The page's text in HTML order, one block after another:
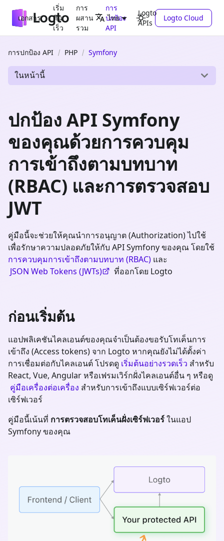
เอกสาร
เริ่ม
ต้น
เร็ว
การ
ผสาน
รวม
การ
ปกป้อง
API
Logto
APIs
ไทย Logto Cloud
การปกป้อง API PHP Symfony
ในหน้านี้
ปกป้อง API Symfony
ของคุณด้วยการควบคุม
การเข้าถึงตามบทบาท
(RBAC) และการตรวจสอบ
JWT
คู่มือนี้จะช่วยให้คุณนำการอนุญาต (Authorization) ไปใช้
เพื่อรักษาความปลอดภัยให้กับ API Symfony ของคุณ โดยใช้
การควบคุมการเข้าถึงตามบทบาท (RBAC) และ
JSON Web Tokens (JWTs)
ที่ออกโดย Logto
ก่อนเริ่มต้น
แอปพลิเคชันไคลเอนต์ของคุณจำเป็นต้องขอรับโทเค็นการ
เข้าถึง (Access tokens) จาก Logto หากคุณยังไม่ได้ตั้งค่า
การเชื่อมต่อกับไคลเอนต์ โปรดดู เริ่มต้นอย่างรวดเร็ว สำหรับ
React, Vue, Angular หรือเฟรมเวิร์กฝั่งไคลเอนต์อื่น ๆ หรือดู
คู่มือเครื่องต่อเครื่อง สำหรับการเข้าถึงแบบเซิร์ฟเวอร์ต่อ
เซิร์ฟเวอร์
คู่มือนี้เน้นที่ การตรวจสอบโทเค็นฝั่งเซิร์ฟเวอร์ในแอป
Symfonyของคุณ